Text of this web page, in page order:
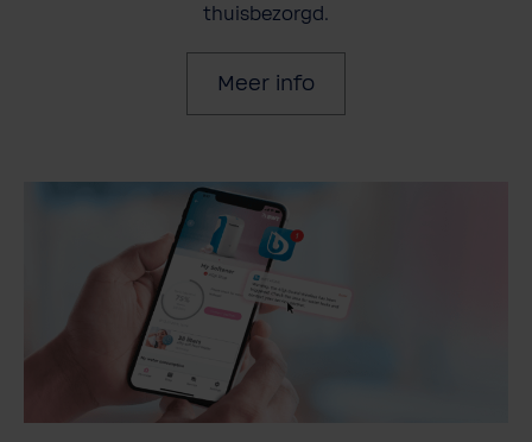
thuisbezorgd.
Meer info